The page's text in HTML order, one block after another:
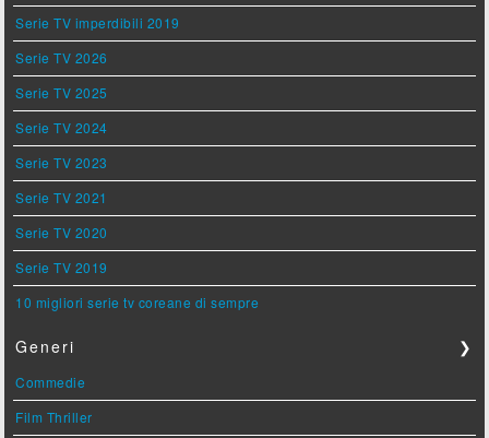
Serie TV imperdibili 2019
Serie TV 2026
Serie TV 2025
Serie TV 2024
Serie TV 2023
Serie TV 2021
Serie TV 2020
Serie TV 2019
10 migliori serie tv coreane di sempre
Generi ❯
Commedie
Film Thriller